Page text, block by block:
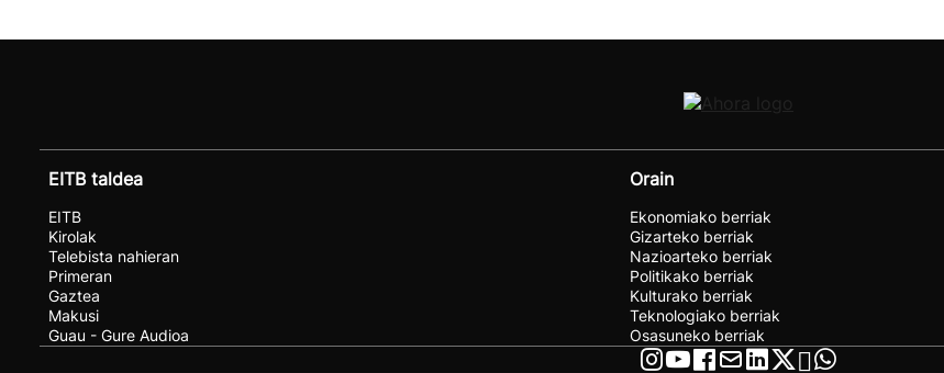
EITB taldea
EITB
Kirolak
Telebista nahieran
Primeran
Gaztea
Makusi
Guau - Gure Audioa
Orain
Ekonomiako berriak
Gizarteko berriak
Nazioarteko berriak
Politikako berriak
Kulturako berriak
Teknologiako berriak
Osasuneko berriak